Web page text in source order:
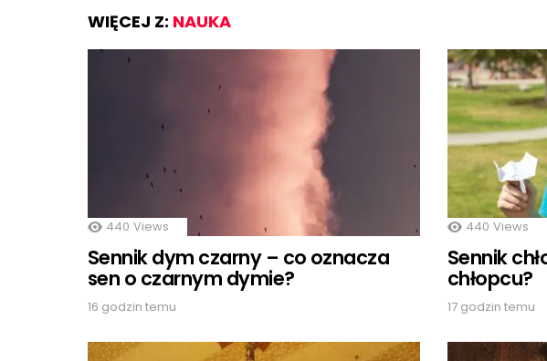
WIĘCEJ Z: NAUKA
440 Views
Sennik dym czarny – co oznacza
sen o czarnym dymie?
16 godzin temu
440 Views
Sennik
chłopcu?
17 godzin temu